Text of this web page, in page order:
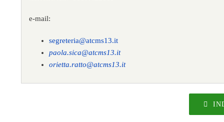
e-mail:
segreteria@atcms13.it
paola.sica@atcms13.it
orietta.ratto@atcms13.it